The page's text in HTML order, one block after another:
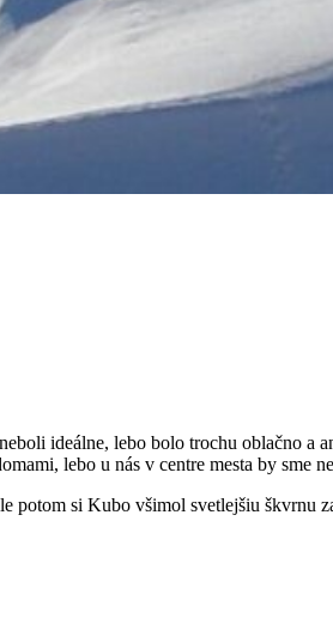
ideálne, lebo bolo trochu oblačno
lebo u nás v centre mesta by
si Kubo všimol svetlejšiu škvrnu